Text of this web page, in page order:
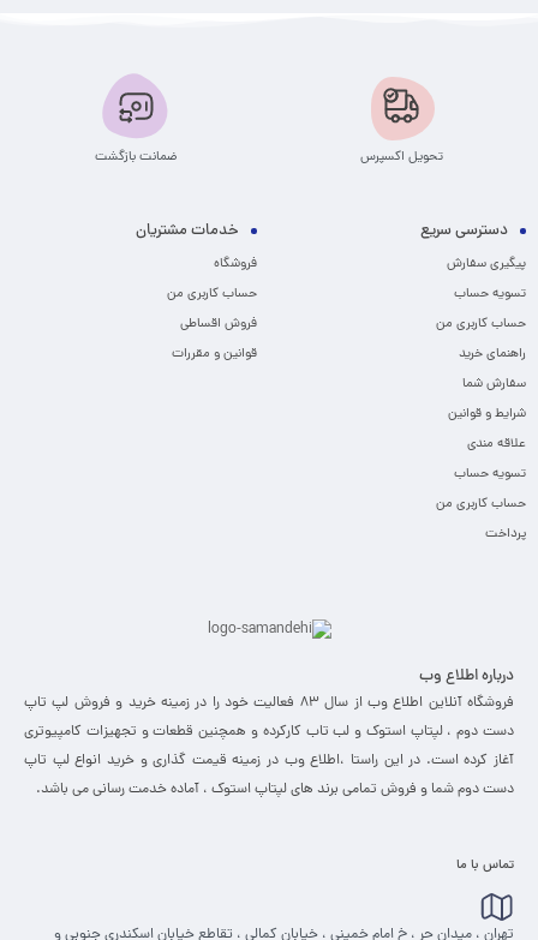
تحویل اکسپرس ضمانت بازگشت
دسترسی سریع
پیگیری سفارش
تسویه حساب
حساب کاربری من
راهنمای خرید
سفارش شما
شرایط و قوانین
علاقه مندی
تسویه حساب
حساب کاربری من
پرداخت
خدمات مشتریان
فروشگاه
حساب کاربری من
فروش اقساطی
قوانین و مقررات
درباره اطلاع وب
فروشگاه آنلاین اطلاع وب از سال 83 فعالیت خود را در زمینه خرید و فروش لپ تاپ
دست دوم ، لپتاپ استوک و لب تاب کارکرده و همچنین قطعات و تجهیزات کامپیوتری
آغاز کرده است. در این راستا ،‌اطلاع وب در زمینه قیمت گذاری و خرید انواع لپ تاپ
دست دوم شما و فروش تمامی برند های لپتاپ استوک ، آماده خدمت رسانی می باشد.
تماس با ما
تهران ، میدان حر ، خ امام خمینی ، خیابان کمالی ، تقاطع خیابان اسکندری جنوبی و